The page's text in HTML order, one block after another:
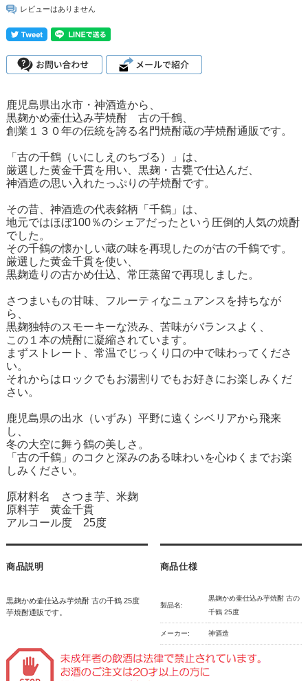
レビューはありません
鹿児島県出水市・神酒造から、
黒麹かめ壷仕込み芋焼酎 古の千鶴、
創業１３０年の伝統を誇る名門焼酎蔵の芋焼酎通販です。
「古の千鶴（いにしえのちづる）」は、
厳選した黄金千貫を用い、黒麹・古甕で仕込んだ、
神酒造の思い入れたっぷりの芋焼酎です。
その昔、神酒造の代表銘柄「千鶴」は、
地元ではほぼ100％のシェアだったという圧倒的人気の焼酎
でした。
その千鶴の懐かしい蔵の味を再現したのが古の千鶴です。
厳選した黄金千貫を使い、
黒麹造りの古かめ仕込、常圧蒸留で再現しました。
さつまいもの甘味、フルーティなニュアンスを持ちなが
ら、
黒麹独特のスモーキーな渋み、苦味がバランスよく、
この１本の焼酎に凝縮されています。
まずストレート、常温でじっくり口の中で味わってくださ
い。
それからはロックでもお湯割りでもお好きにお楽しみくだ
さい。
鹿児島県の出水（いずみ）平野に遠くシベリアから飛来
し、
冬の大空に舞う鶴の美しさ。
「古の千鶴」のコクと深みのある味わいを心ゆくまでお楽
しみください。
原材料名 さつま芋、米麹
原料芋 黄金千貫
アルコール度 25度
商品説明
黒麹かめ壷仕込み芋焼酎 古の千鶴 25度
芋焼酎通販です。
商品仕様
製品名:
黒麹かめ壷仕込み芋焼酎 古の
千鶴 25度
メーカー: 神酒造